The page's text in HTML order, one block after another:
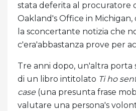
stata deferita al procuratore
Oakland's Office in
la sconcertante notizia che
c'era'abbastanza prove per
Tre anni dopo, un'altra porta
di un libro intitolato Ti ho
case(una presunta frase
valutare una persona's